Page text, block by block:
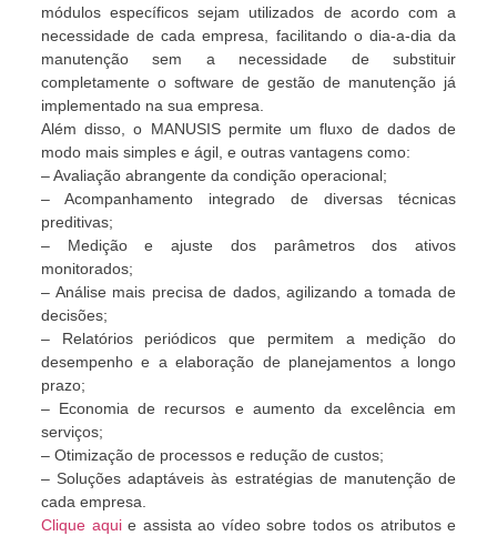
módulos específicos sejam utilizados de acordo com a
necessidade de cada empresa, facilitando o dia-a-dia da
manutenção sem a necessidade de substituir
completamente o software de gestão de manutenção já
implementado na sua empresa.
Além disso, o MANUSIS permite um fluxo de dados de
modo mais simples e ágil, e outras vantagens como:
– Avaliação abrangente da condição operacional;
– Acompanhamento integrado de diversas técnicas
preditivas;
– Medição e ajuste dos parâmetros dos ativos
monitorados;
– Análise mais precisa de dados, agilizando a tomada de
decisões;
– Relatórios periódicos que permitem a medição do
desempenho e a elaboração de planejamentos a longo
prazo;
– Economia de recursos e aumento da excelência em
serviços;
– Otimização de processos e redução de custos;
– Soluções adaptáveis às estratégias de manutenção de
cada empresa.
Clique aquie assista ao vídeo sobre todos os atributos e